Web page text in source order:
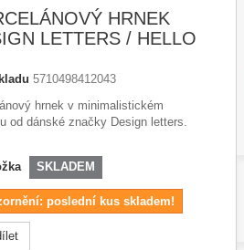
HRNEK
LETTERS / HELLO
5710498412043
hrnek v minimalistickém
od dánské značky Design letters.
SKLADEM
poslední kus skladem!